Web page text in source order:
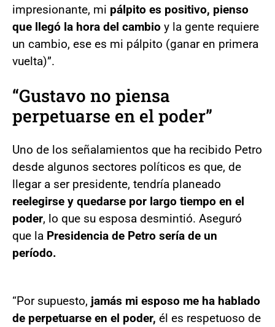
impresionante, mi pálpito es positivo, pienso
que llegó la hora del cambio y la gente requiere
un cambio, ese es mi pálpito (ganar en primera
vuelta)”.
“Gustavo no piensa
perpetuarse en el poder”
Uno de los señalamientos que ha recibido Petro
desde algunos sectores políticos es que, de
llegar a ser presidente, tendría planeado
reelegirse y quedarse por largo tiempo en el
poder, lo que su esposa desmintió. Aseguró
que la Presidencia de Petro sería de un
período.
“Por supuesto, jamás mi esposo me ha hablado
de perpetuarse en el poder, él es respetuoso de